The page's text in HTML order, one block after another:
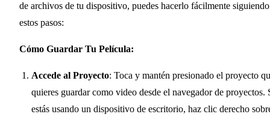
de archivos de tu dispositivo, puedes hacerlo fácilmente siguiendo
estos pasos:
Cómo Guardar Tu Película:
Accede al Proyecto: Toca y mantén presionado el proyecto
quieres guardar como video desde el navegador de proyectos.
estás usando un dispositivo de escritorio, haz clic derecho